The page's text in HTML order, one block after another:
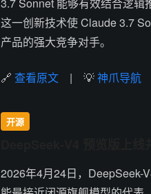
3.7 Sonnet 能够有效结合逻辑
这一创新技术使 Claude 3.7
产品的强大竞争对手。
🔗 查看原文 | 💡神爪导航
开源
2026年4月24日，DeepSeek-